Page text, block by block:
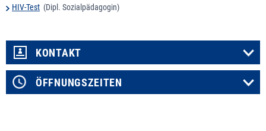
HIV-Test (Dipl. Sozialpädagogin)
KONTAKT
ÖFFNUNGSZEITEN